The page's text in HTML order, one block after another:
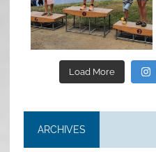
Jul 6
Load More
ARCHIVES